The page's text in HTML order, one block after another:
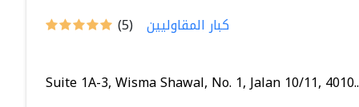
(5) كبار المقاوليين
Suite 1A-3, Wisma Shawal, No. 1, Jalan 10/11,